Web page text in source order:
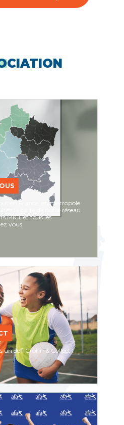
CIATION
en France, en métropole
la carte de notre réseau
MICI, et tous les
vous.
un défi Crohn & Collect !